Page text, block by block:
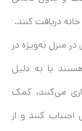
دریافت کنند.
در منزل به‌ویژه در
هستند یا به دلیل
می‌کنند، کمک
کنند و از